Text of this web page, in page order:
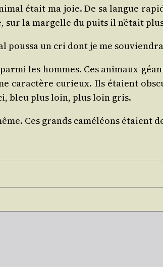
était ma joie. De sa langue
la mar­gelle du puits il n’é­tait
pous­sa un cri dont je me
les hommes. Ces ani­maux-
carac­tère curieux. Ils étaient
bleu plus loin, plus loin gris.
Ces grands camé­léons étaient